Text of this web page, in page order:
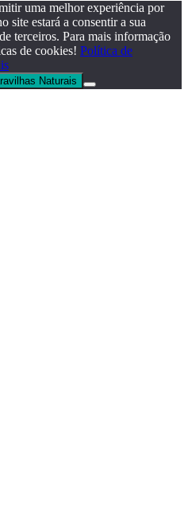
uma melhor experiência por
site estará a consentir a sua
terceiros. Para mais informação
de cookies! Política de
Naturais